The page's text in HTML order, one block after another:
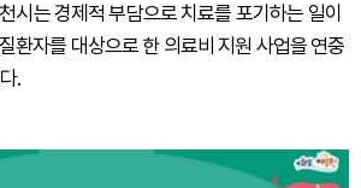
시는 경제적 부담으로 치료를 포기하는 일이
환자를 대상으로 한 의료비 지원 사업을 연중
.